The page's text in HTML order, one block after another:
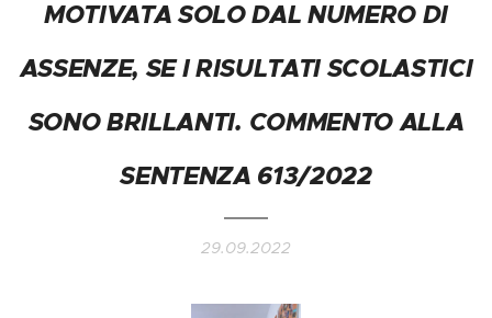
MOTIVATA SOLO DAL NUMERO DI
ASSENZE, SE I RISULTATI SCOLASTICI
SONO BRILLANTI. COMMENTO ALLA
SENTENZA 613/2022
29.09.2022